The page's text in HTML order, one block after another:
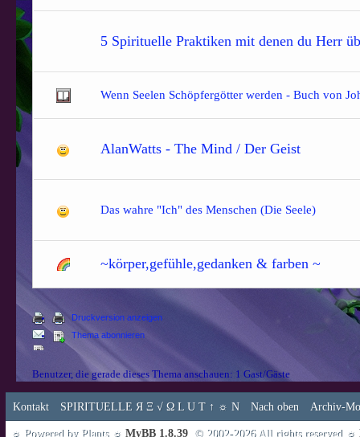
5 Spirituelle Praktiken mit denen du Herr
Wenn Seelen Schöpfergötter werden - Buch von
AlanWatts - The Mind / Der Geist
Das wahre "Ich" des Menschen (Die Seele)
~körper,gefühle,gedanken & farben ~
Druckversion anzeigen
Thema abonnieren
Benutzer, die gerade dieses Thema anschauen: 1 Gast/Gäste
Kontakt SPIRITUELLE Я Ξ √ Ω L U T ↑ ☼ N Nach oben Archiv-
☼ Powered by Plants ☼ MyBB 1.8.39 , © 2002-2026 All rights reserved ☼